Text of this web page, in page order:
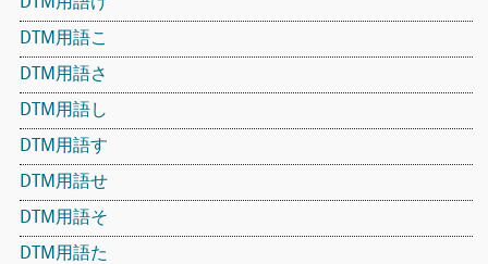
DTM用語こ
DTM用語さ
DTM用語し
DTM用語す
DTM用語せ
DTM用語そ
DTM用語た